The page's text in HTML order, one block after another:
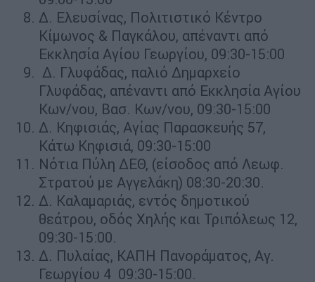
Δ. Ελευσίνας, Πολιτιστικό Κέντρο
Κίμωνος & Παγκάλου, απέναντι από
Εκκλησία Αγίου Γεωργίου, 09:30-15:00
Δ. Γλυφάδας, παλιό Δημαρχείο
Γλυφάδας, απέναντι από Εκκλησία Αγίου
Κων/νου, Βασ. Κων/νου, 09:30-15:00
Δ. Κηφισιάς, Αγίας Παρασκευής 57,
Κάτω Κηφισιά, 09:30-15:00
Νότια Πύλη ΔΕΘ, (είσοδος από Λεωφ.
Στρατού με Αγγελάκη) 08:30-20:30.
Δ. Καλαμαριάς, εντός δημοτικού
θεάτρου, οδός Χηλής και Τριπόλεως 12,
09:30-15:00.
Δ. Πυλαίας, ΚΑΠΗ Πανοράματος, Αγ.
Γεωργίου 4 09:30-15:00.